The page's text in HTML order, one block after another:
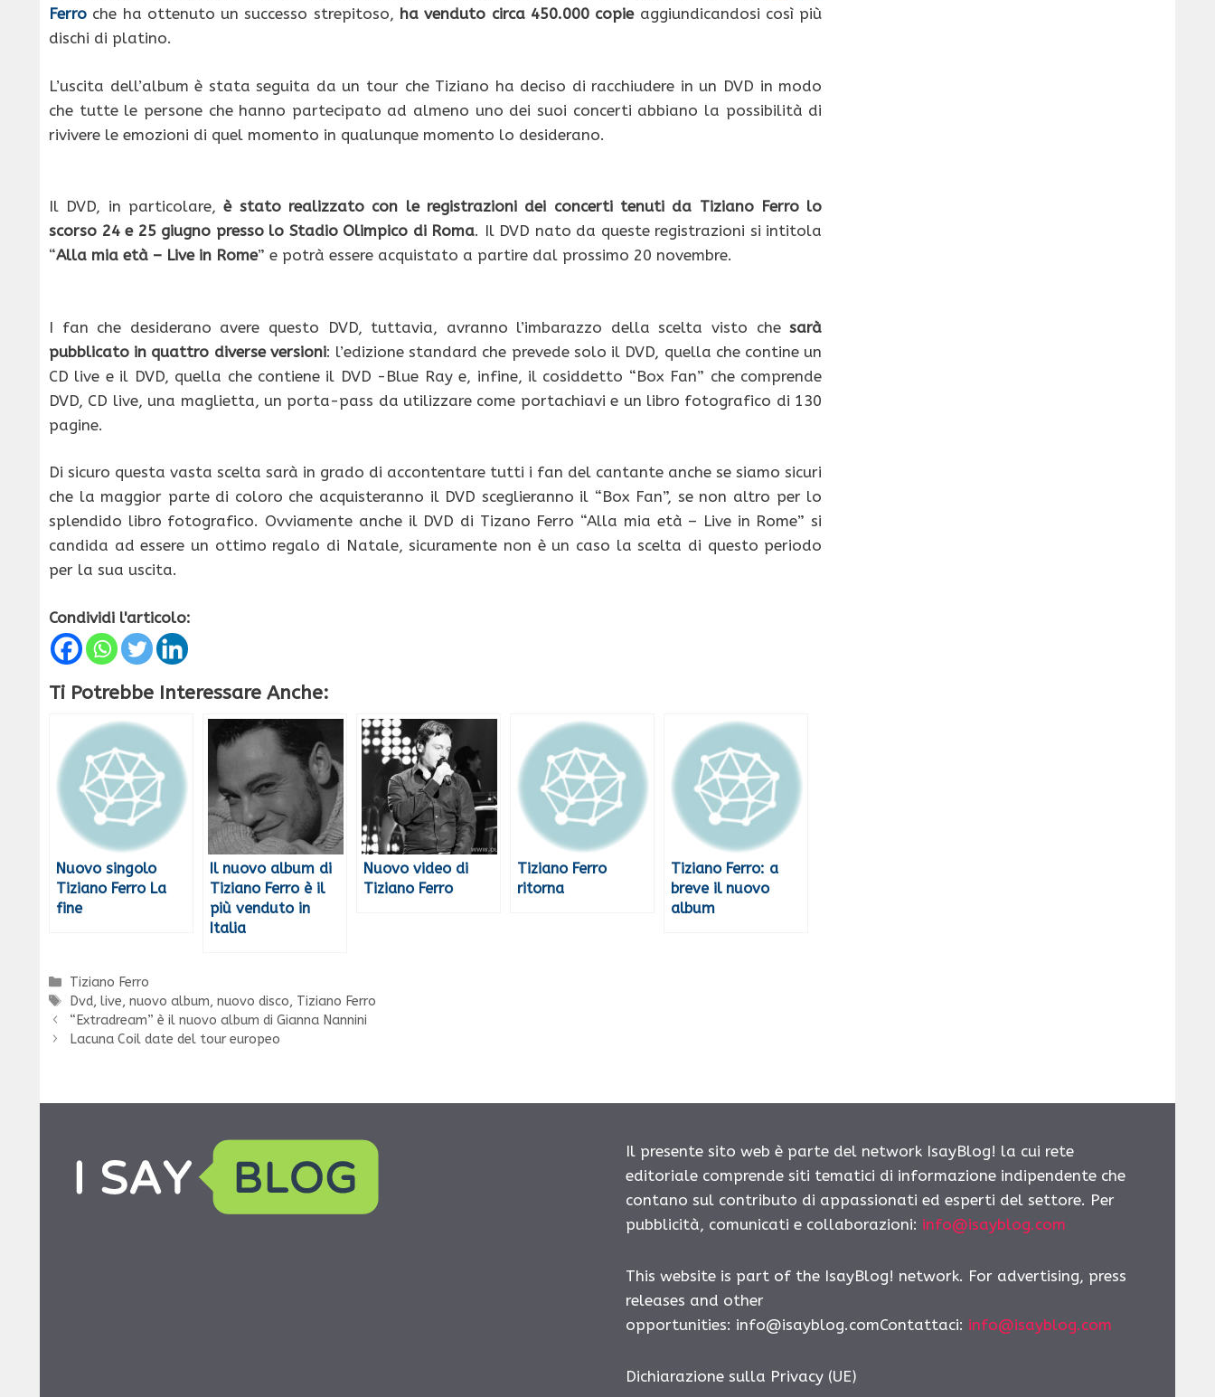
Ferro che ha ottenuto un successo strepitoso, ha venduto circa 450.000 copieaggiundicandosi così più
dischi di platino.
L’uscita dell’album è stata seguita da un tour che Tiziano ha deciso di racchiudere in un DVD in modo
che tutte le persone che hanno partecipato ad almeno uno dei suoi concerti abbiano la possibilità di
rivivere le emozioni di quel momento in qualunque momento lo desiderano.
Il DVD, in particolare,è stato realizzato con le registrazioni dei concerti tenuti da Tiziano Ferro lo
scorso 24 e 25 giugno presso lo Stadio Olimpico di Roma. Il DVD nato da queste registrazioni si intitola
“Alla mia età – Live in Rome” e potrà essere acquistato a partire dal prossimo 20 novembre.
I fan che desiderano avere questo DVD, tuttavia, avranno l’imbarazzo della scelta visto chesarà
pubblicato in quattro diverse versioni: l’edizione standard che prevede solo il DVD, quella che contine un
CD live e il DVD, quella che contiene il DVD -Blue Ray e, infine, il cosiddetto “Box Fan” che comprende
DVD, CD live, una maglietta, un porta-pass da utilizzare come portachiavi e un libro fotografico di 130
pagine.
Di sicuro questa vasta scelta sarà in grado di accontentare tutti i fan del cantante anche se siamo sicuri
che la maggior parte di coloro che acquisteranno il DVD sceglieranno il “Box Fan”, se non altro per lo
splendido libro fotografico. Ovviamente anche il DVD di Tizano Ferro “Alla mia età – Live in Rome” si
candida ad essere un ottimo regalo di Natale, sicuramente non è un caso la scelta di questo periodo
per la sua uscita.
Condividi l'articolo:
Ti Potrebbe Interessare Anche:
Nuovo singolo
Tiziano Ferro La
fine
Il nuovo album di
Tiziano Ferro è il
più venduto in
Italia
Nuovo video di
Tiziano Ferro
Tiziano Ferro
ritorna
Tiziano Ferro: a
breve il nuovo
album
Categorie
Tiziano Ferro
Tag
Dvd,live,nuovo album,nuovo disco, Tiziano Ferro
“Extradream” è il nuovo album di Gianna Nannini
Lacuna Coil date del tour europeo
Il presente sito web è parte del network IsayBlog! la cui rete
editoriale comprende siti tematici di informazione indipendente che
contano sul contributo di appassionati ed esperti del settore. Per
pubblicità, comunicati e collaborazioni: info@isayblog.com
This website is part of the IsayBlog! network. For advertising, press
releases and other
opportunities: info@isayblog.comContattaci: info@isayblog.com
Dichiarazione sulla Privacy (UE)